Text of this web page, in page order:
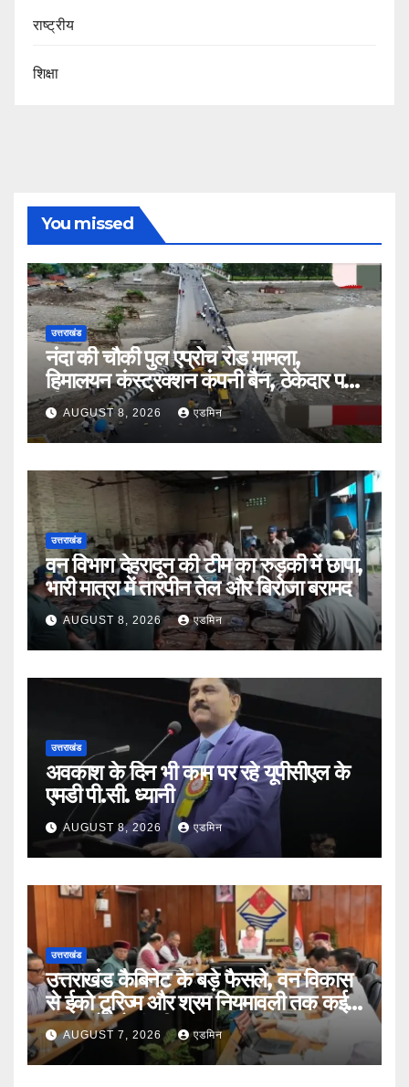
राष्ट्रीय
शिक्षा
You missed
उत्तराखंड
नंदा की चौकी पुल एप्रोच रोड मामला,
हिमालयन कंस्ट्रक्शन कंपनी बैन, ठेकेदार पर
भी एक्शन
AUGUST 8, 2026 एडमिन
उत्तराखंड
वन विभाग देहरादून की टीम का रुड़की में छापा,
भारी मात्रा में तारपीन तेल और बिरोजा बरामद
AUGUST 8, 2026 एडमिन
उत्तराखंड
अवकाश के दिन भी काम पर रहे यूपीसीएल के
एमडी पी.सी. ध्यानी
AUGUST 8, 2026 एडमिन
उत्तराखंड
उत्तराखंड कैबिनेट के बड़े फैसले, वन विकास
से ईको टूरिज्म और श्रम नियमावली तक कई
प्रस्तावों को मंजूरी
AUGUST 7, 2026 एडमिन